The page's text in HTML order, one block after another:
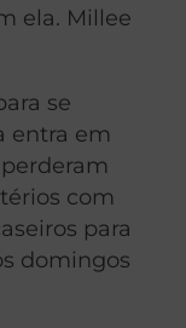
ela. Millee
se
entra em
com
para
domingos